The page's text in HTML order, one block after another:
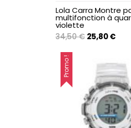
Chaînes de
Chevalières
Colliers
Créoles ~
créoles
Lola Carra Montre
multifonction à
violette
34,50€ Le
était :
34,50 €.
25,80€Le
est :
Promo !